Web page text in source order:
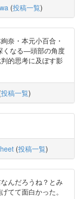
(投稿一覧)
奈・本元小百合・
くなる―頭部の角度
的思考に及ぼす影
投稿一覧)
(投稿一覧)
んだろうね？とみ
てて面白かった。